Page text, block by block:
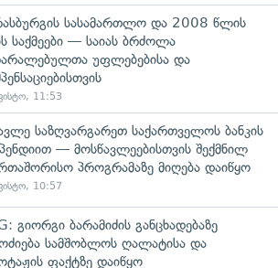
სასამართლო და 2008 წლის
საქმეები — საიას ბრძოლა
უფლებებისა და
11:53
საზღვარგარეთ საქართველოს ბანკის
— მოსწავლეებისთვის შექმნილ
პროგრამაზე მიღება დაიწყო
10:57
გიორგი ბარამიძის განცხადებაზე
სამშობლოს ღალატისა და
ფაქტზე დაიწყო